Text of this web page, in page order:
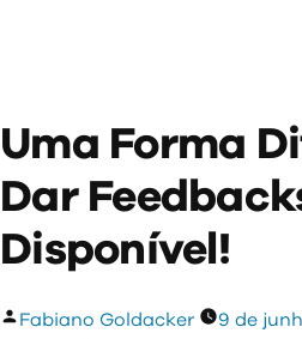
Uma Forma
Dar
Disponível!
Publicado
Fabiano Goldacker 9 de